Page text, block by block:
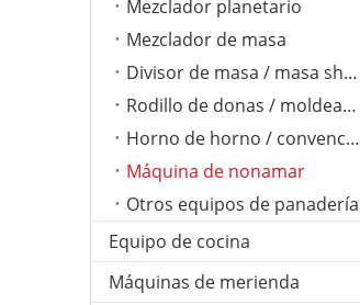
Mezclador planetario
Mezclador de masa
Divisor de masa / masa sheeter
Rodillo de donas / moldeador
Horno de horno / convención
Máquina de nonamar
Otros equipos de panadería
Equipo de cocina
Máquinas de merienda